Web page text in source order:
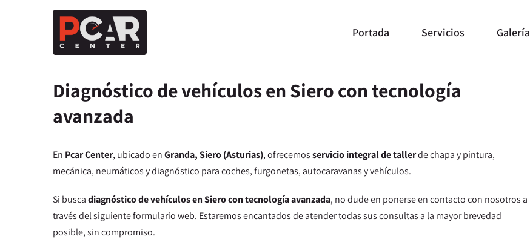
Portada Servicios Galería
Diagnóstico de vehículos en Siero con tecnología
avanzada
En Pcar Center, ubicado enGranda, Siero (Asturias), ofrecemosservicio integral de tallerde chapa y pintura,
mecánica, neumáticos y diagnóstico para coches, furgonetas, autocaravanas y vehículos.
Si buscadiagnóstico de vehículos en Siero con tecnología avanzada, no dude en ponerse en contacto con nosotros a
través del siguiente formulario web. Estaremos encantados de atender todas sus consultas a la mayor brevedad
posible, sin compromiso.